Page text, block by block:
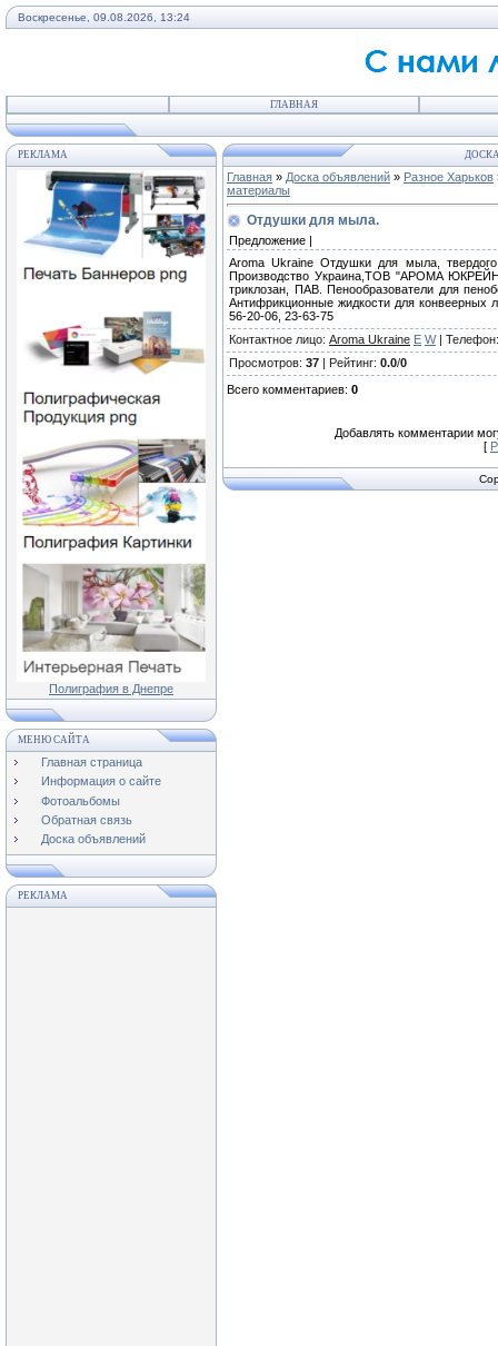
Воскресенье, 09.08.2026, 13:24
ГЛАВНАЯ
РЕКЛАМА
Полиграфия в Днепре
МЕНЮ САЙТА
Главная страница
Информация о сайте
Фотоальбомы
Обратная связь
Доска объявлений
РЕКЛАМА
Главная » Доска объявлений » Разное Харьков
материалы
Отдушки для мыла.
Предложение |
Aroma Ukraine Отдушки для мыла,
Производство Украина,ТОВ "АРОМА
триклозан, ПАВ. Пенообразователи для
Антифрикционные жидкости для
56-20-06, 23-63-75
Контактное лицо: Aroma Ukraine E W| Телефон
Просмотров: 37 | Рейтинг: 0.0/0
Всего комментариев: 0
Добавлять комментарии
[